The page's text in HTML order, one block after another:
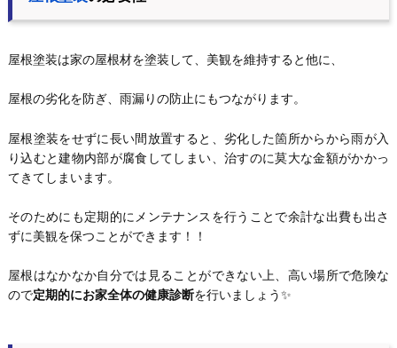
屋根塗装は家の屋根材を塗装して、美観を維持すると他に、
屋根の劣化を防ぎ、雨漏りの防止にもつながります。
屋根塗装をせずに長い間放置すると、劣化した箇所からから雨が入
り込むと建物内部が腐食してしまい、治すのに莫大な金額がかかっ
てきてしまいます。
そのためにも定期的にメンテナンスを行うことで余計な出費も出さ
ずに美観を保つことができます！！
屋根はなかなか自分では見ることができない上、高い場所で危険な
ので定期的にお家全体の健康診断を行いましょう✨